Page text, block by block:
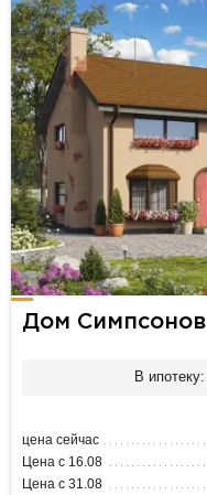
Дом Симпсонов
В ипотеку:
цена сейчас
Цена с 16.08
Цена с 31.08